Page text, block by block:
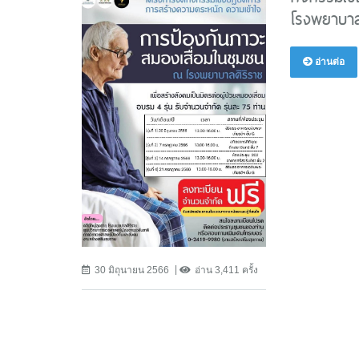
30 มิถุนายน 2566 อ่าน 3,411 ครั้ง
โรงพยาบ
อ่านต่อ